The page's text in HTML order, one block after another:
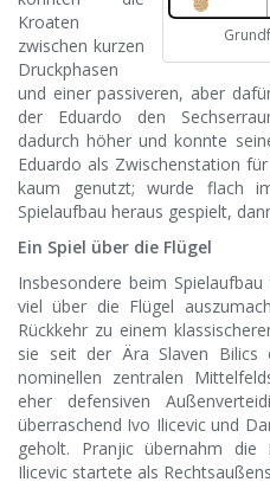
Kroaten
zwischen kurzen
Druckphasen
und einer passiveren, aber
der Eduardo den
dadurch höher und konnte
Eduardo als Zwischenstation
kaum genutzt; wurde flach
Spielaufbau heraus gespielt,
Ein Spiel über die Flügel
Insbesondere beim
viel über die Flügel
Rückkehr zu einem
sie seit der Ära Slaven Bilics
nominellen zentralen
eher defensiven
überraschend Ivo Ilicevic und
geholt. Pranjic übernahm die
Ilicevic startete als